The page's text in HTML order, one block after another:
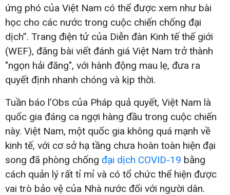
ứng phó của Việt Nam có thể được xem như bài
học cho các nước trong cuộc chiến chống đại
dịch”. Trang điện tử của Diễn đàn Kinh tế thế giới
(WEF), đăng bài viết đánh giá Việt Nam trở thành
"ngọn hải đăng", với hành động mau lẹ, đưa ra
quyết định nhanh chóng và kịp thời.
Tuần báo l’Obs của Pháp quả quyết, Việt Nam là
quốc gia đáng ca ngợi hàng đầu trong cuộc chiến
này. Việt Nam, một quốc gia không quá mạnh về
kinh tế, với cơ sở hạ tầng chưa hoàn toàn hiện đại
song đã phòng chống đại dịch COVID-19 bằng
cách quản lý rất tỉ mỉ và có tổ chức thể hiện được
vai trò bảo vệ của Nhà nước đối với người dân.